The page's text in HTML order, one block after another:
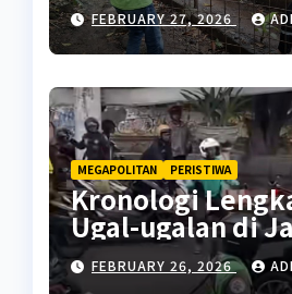
FEBRUARY 27, 2026
MEGAPOLITAN PERISTIWA
Kronologi
Ugal-ugalan di
Pusat
FEBRUARY 26, 2026